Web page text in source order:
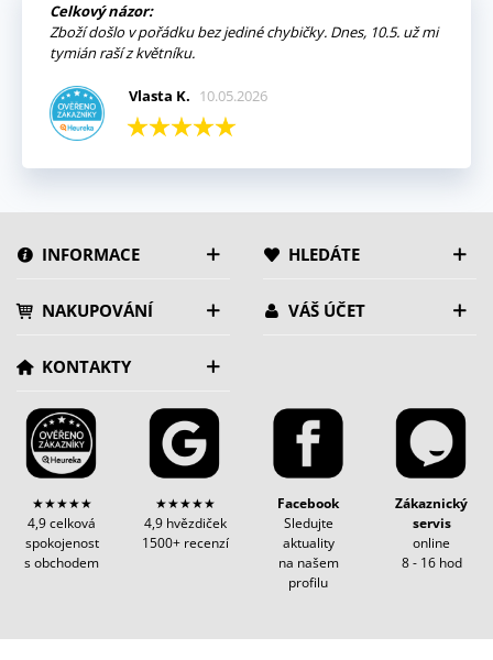
Celkový názor:
Zboží došlo v pořádku bez jediné chybičky. Dnes, 10.5. už mi
tymián raší z květníku.
Vlasta K. 10.05.2026
INFORMACE HLEDÁTE
NAKUPOVÁNÍ VÁŠ ÚČET
KONTAKTY
★★★★★
4,9 celková
spokojenost
s obchodem
★★★★★
4,9 hvězdiček
1500+ recenzí
Facebook
Sledujte
aktuality
na našem
profilu
Zákaznický
servis
online
8 - 16 hod